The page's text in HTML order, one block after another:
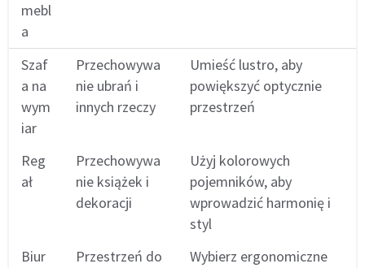
mebl
a
Szaf
a na
wym
iar
Przechowywa
nie ubrań i
innych rzeczy
Umieść lustro, aby
powiększyć optycznie
przestrzeń
Reg
ał
Przechowywa
nie książek i
dekoracji
Użyj kolorowych
pojemników, aby
wprowadzić harmonię i
styl
Biur
Przestrzeń do
Wybierz ergonomiczne